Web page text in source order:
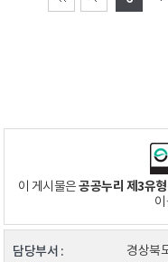
이 게시물은공공누리 제3유
담당부서 : 경상북